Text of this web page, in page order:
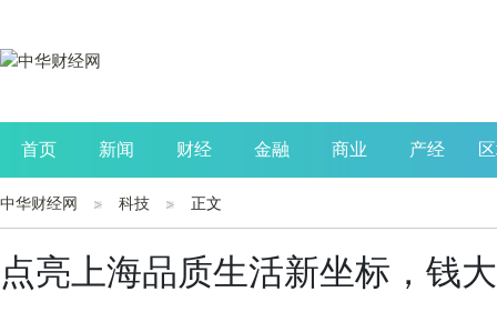
首页 新闻 财经 金融 商业 产经
公司 生活 读书
中华财经网 科技 正文
点亮上海品质生活新坐标，钱